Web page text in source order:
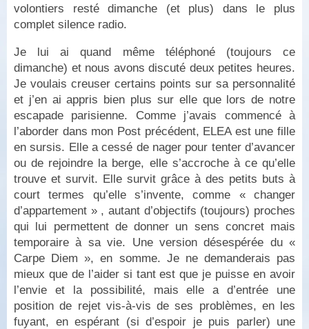
volontiers resté dimanche (et plus) dans le plus
complet silence radio.
Je lui ai quand même téléphoné (toujours ce
dimanche) et nous avons discuté deux petites heures.
Je voulais creuser certains points sur sa personnalité
et j’en ai appris bien plus sur elle que lors de notre
escapade parisienne. Comme j’avais commencé à
l’aborder dans mon Post précédent, ELEA est une fille
en sursis. Elle a cessé de nager pour tenter d’avancer
ou de rejoindre la berge, elle s’accroche à ce qu’elle
trouve et survit. Elle survit grâce à des petits buts à
court termes qu’elle s’invente, comme « changer
d’appartement » , autant d’objectifs (toujours) proches
qui lui permettent de donner un sens concret mais
temporaire à sa vie. Une version désespérée du «
Carpe Diem », en somme. Je ne demanderais pas
mieux que de l’aider si tant est que je puisse en avoir
l’envie et la possibilité, mais elle a d’entrée une
position de rejet vis-à-vis de ses problèmes, en les
fuyant, en espérant (si d’espoir je puis parler) une